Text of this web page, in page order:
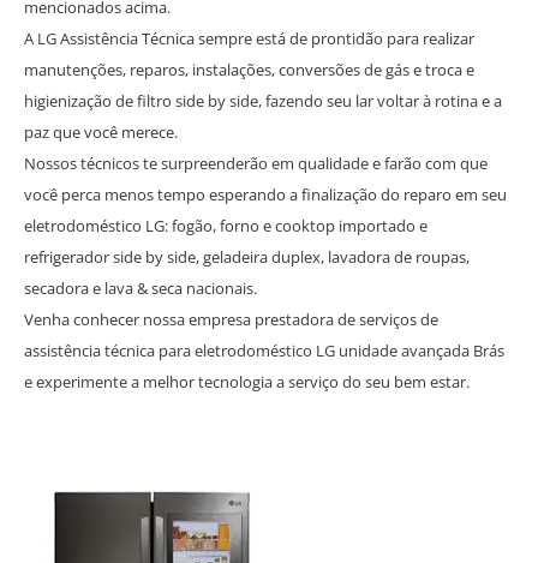
mencionados acima.
A LG Assistência Técnica sempre está de prontidão para realizar
manutenções, reparos, instalações, conversões de gás e troca e
higienização de filtro side by side, fazendo seu lar voltar à rotina e a
paz que você merece.
Nossos técnicos te surpreenderão em qualidade e farão com que
você perca menos tempo esperando a finalização do reparo em seu
eletrodoméstico LG: fogão, forno e cooktop importado e
refrigerador side by side, geladeira duplex, lavadora de roupas,
secadora e lava & seca nacionais.
Venha conhecer nossa empresa prestadora de serviços de
assistência técnica para eletrodoméstico LG unidade avançada Brás
e experimente a melhor tecnologia a serviço do seu bem estar.